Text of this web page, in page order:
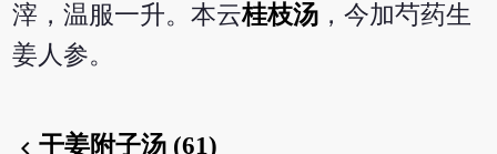
滓，温服一升。本云桂枝汤 ，今加芍药生
姜人参。
chevron_left干姜附子汤 (61)